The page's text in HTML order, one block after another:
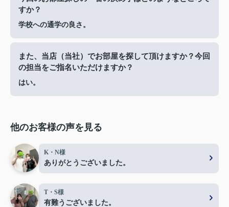
すか？
学校への通学の良さ。
また、当店（当社）でお部屋を探して頂けますか？今回
の担当をご指名いただけますか？
はい。
他のお客様の声を見る
K・N様
ありがとうございました。
T・S様
有難うございました。